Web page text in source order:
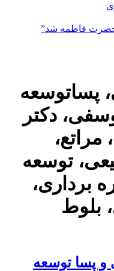
حضرت فاطمه شد”
پساتوسعه
دکتر
توسعه
برداری،
بلوط
و پسا توسعه